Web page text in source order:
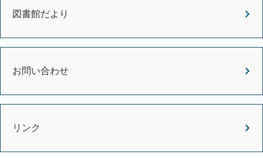
図書館だより
お問い合わせ
リンク